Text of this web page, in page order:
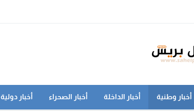
أخبار وطنية أخبار الداخلة أخبار الصحراء أخبار دولية